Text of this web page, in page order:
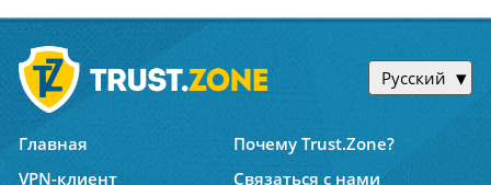
Русский
Главная
Почему Trust.Zone?
VPN-клиент
Связаться с нами